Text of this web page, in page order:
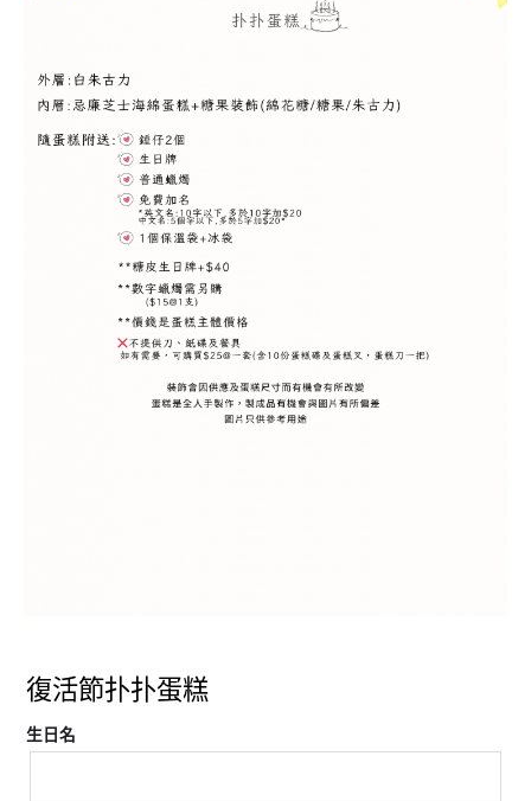
復活節扑扑蛋糕
生日名